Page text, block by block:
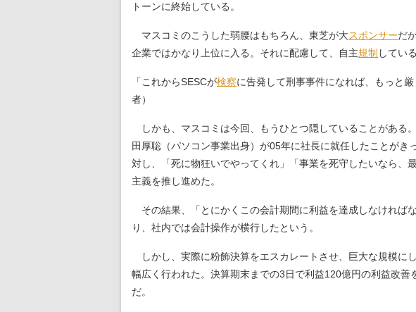
トーンに終始している。
マスコミのこうした弱腰はもちろん、東芝が大スポンサーだ
企業ではかなり上位に入る。それに配慮して、自主規制 してい
「これからSESCが検察に告発して刑事事件になれば、もっと
者）
しかも、マスコミは今回、もうひとつ隠していることがある
田厚聡（パソコン事業出身）が05年に社長に就任したことが
対し、「死に物狂いでやってくれ」「事業を死守したいなら、
主義を推し進めた。
その結果、「とにかくこの会計期間に利益を達成しなければ
り、社内では会計操作が横行したという。
しかし、実際に粉飾決算をエスカレートさせ、巨大な規模に
幅広く行われた。決算期末までの3日で利益120億円の利益改
だ。